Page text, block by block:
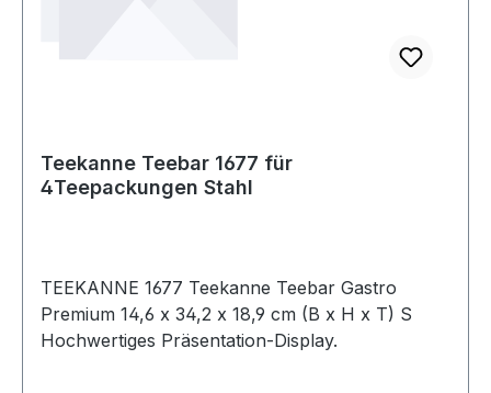
Teekanne Teebar 1677 für
4Teepackungen Stahl
TEEKANNE 1677 Teekanne Teebar Gastro
Premium 14,6 x 34,2 x 18,9 cm (B x H x T) S
Hochwertiges Präsentation-Display.